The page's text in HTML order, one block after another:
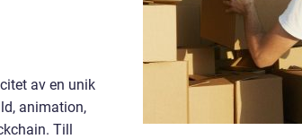
av en unik
animation,
Till